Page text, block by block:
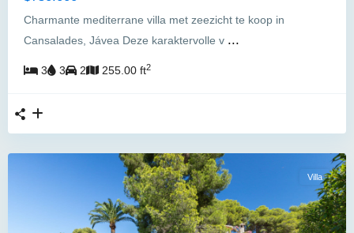
Charmante mediterrane villa met zeezicht te koop in
Cansalades, Jávea Deze karaktervolle v ...
3 3 2 255.00 ft2
Villa